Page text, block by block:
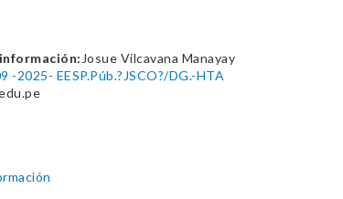
Josue Vilcavana Manayay
-2025- EESP.Púb.?JSCO?/DG.-HTA